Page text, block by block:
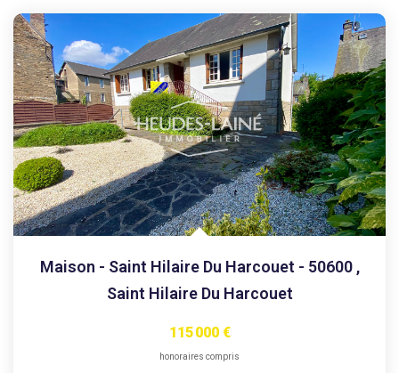
EXTRANET
Maison - Saint Hilaire Du Harcouet - 50600 ,
Saint Hilaire Du Harcouet
115 000 €
honoraires compris